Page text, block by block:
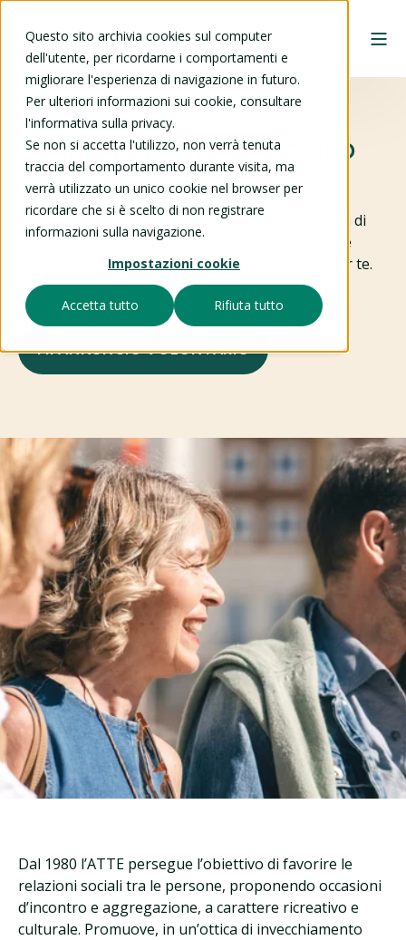
Questo sito archivia cookies sul computer
dell'utente, per ricordarne i comportamenti e
migliorare l'esperienza di navigazione in futuro.
Per ulteriori informazioni sui cookie, consultare
l'informativa sulla privacy.
Se non si accetta l'utilizzo, non verrà tenuta
traccia del comportamento durante visita, ma
verrà utilizzato un unico cookie nel browser per
ricordare che si è scelto di non registrare
informazioni sulla navigazione.
Impostazioni cookie
Accetta tutto Rifiuta tutto
Annunciati come volontario
I volontari sono il cuore pulsante della nostra
associazione: unisciti a loro e diventa parte attiva di
ATTE. I profili che cerchiamo sono estremamente
variegati e sicuramente troverai quello che fa per te.
MI ANNUNCIO VOLONTARIO
Dal 1980 l’ATTE persegue l’obiettivo di favorire le
relazioni sociali tra le persone, proponendo occasioni
d’incontro e aggregazione, a carattere ricreativo e
culturale. Promuove, in un’ottica di invecchiamento